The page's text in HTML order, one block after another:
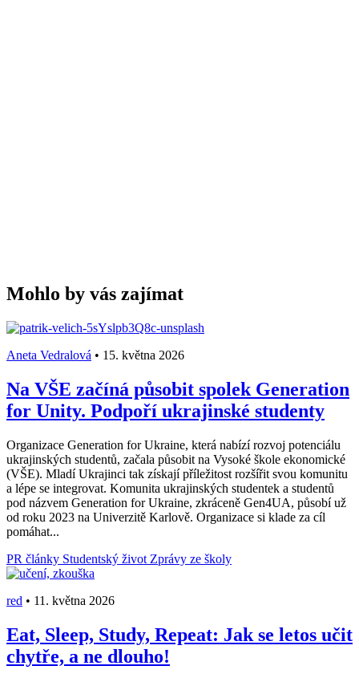
Mohlo by vás zajímat
Aneta Vedralová • 15. května 2026
Na VŠE začíná působit spolek Generation
for Unity. Podpoří ukrajinské studenty
Organizace Generation for Ukraine, která nabízí rozvoj potenciálu
ukrajinských studentů, začala působit na Vysoké škole ekonomické
(VŠE). Mladí Ukrajinci tak získají příležitost rozšířit svou komunitu
a lépe se integrovat. Komunita ukrajinských studentek a studentů
pod názvem Generation for Ukraine, zkráceně Gen4UA, působí už
od roku 2023 na Univerzitě Karlově. Organizace si klade za cíl
pomáhat...
PR články Studentský život Zprávy ze školy
red • 11. května 2026
Eat, Sleep, Study, Repeat: Jak se letos učit
chytře, a ne dlouho!